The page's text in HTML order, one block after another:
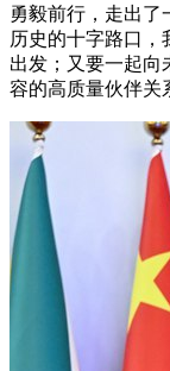
勇毅前行，走出了
历史的十字路口，
出发；又要一起向
容的高质量伙伴关